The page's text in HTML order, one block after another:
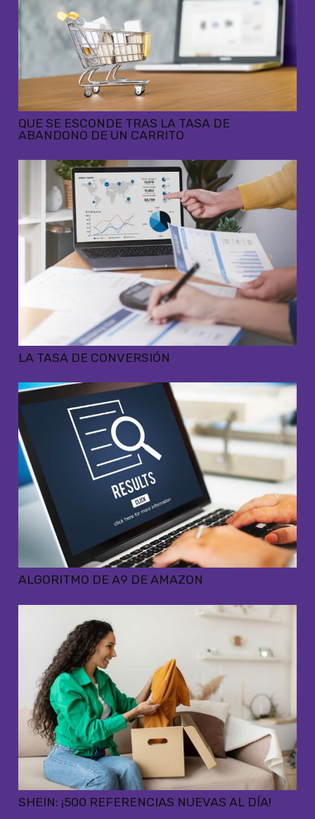
QUE SE ESCONDE TRAS LA TASA DE
ABANDONO DE UN CARRITO
LA TASA DE CONVERSIÓN
ALGORITMO DE A9 DE AMAZON
SHEIN: ¡500 REFERENCIAS NUEVAS AL DÍA!